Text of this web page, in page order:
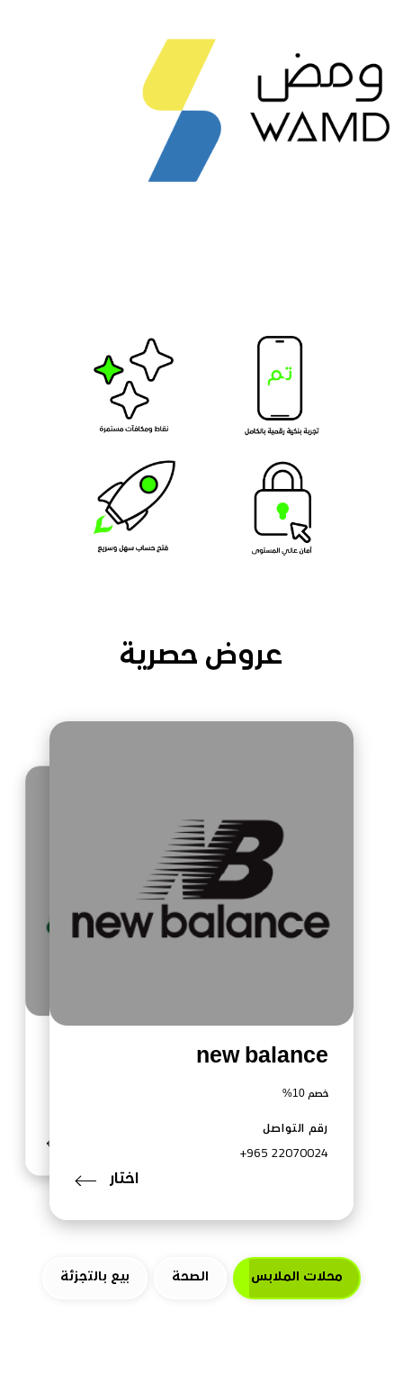
عروض حصرية
new balance
خصم 10%
رقم التواصل
+965 22070024
اختار
صيدلية المطوع
محلات الملابس الصحة بيع بالتجزئة